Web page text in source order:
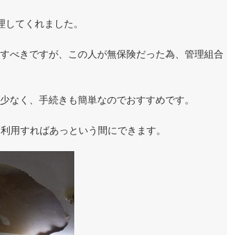
てくれました。
べきですが、この人が無保険だった為、管理組合
く、手続きも簡単なのでおすすめです。
用すればあっという間にできます。